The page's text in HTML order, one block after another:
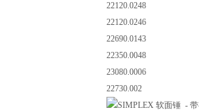
22120.0248
22120.0246
22690.0143
22350.0048
23080.0006
22730.002